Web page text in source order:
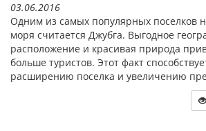
03.06.2016
Одним из самых популярных поселков
моря считается Джубга. Выгодное
расположение и красивая природа
больше туристов. Этот факт
расширению поселка и увеличению